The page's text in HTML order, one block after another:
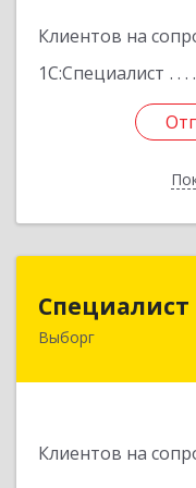
Клиентов на
1С:Специалист
Специалист
Выборг
Клиентов на
188800,